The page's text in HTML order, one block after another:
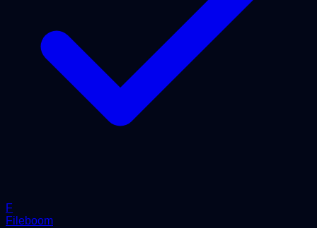
F
Fileboom